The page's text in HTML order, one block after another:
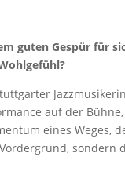
guten Gespür für
auf der
eines Weges,